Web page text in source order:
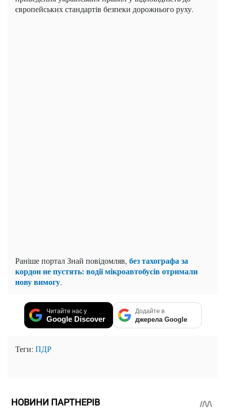
європейських стандартів безпеки дорожнього руху.
Раніше портал Знай повідомляв, без тахографа за
кордон не пустять: водії мікроавтобусів отримали
нову вимогу.
Читайте нас у
Google Discover
Додайте в
джерела Google
Теги: ПДР
НОВИНИ ПАРТНЕРІВ